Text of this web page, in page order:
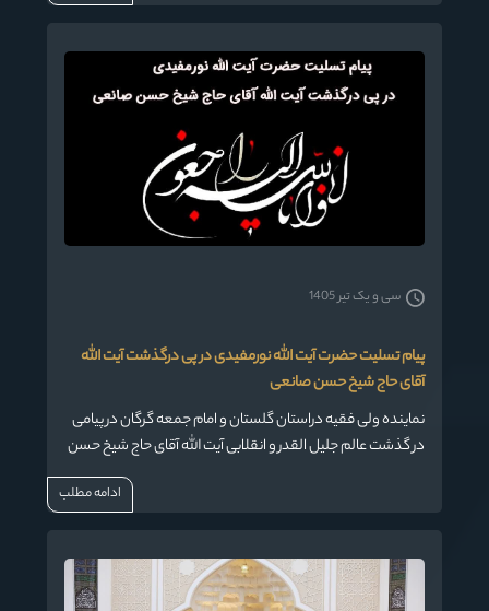
پیام تسلیت حضرت آیت الله نورمفیدی در پی درگذشت آیت الله
آقای حاج شیخ حسن صانعی
نماینده ولی فقیه دراستان گلستان و امام جمعه گرگان در پیامی
در گذشت عالم جلیل القدر و انقلابی آیت الله آقای حاج شیخ حسن
سی و یک تیر 1405
ادامه مطلب